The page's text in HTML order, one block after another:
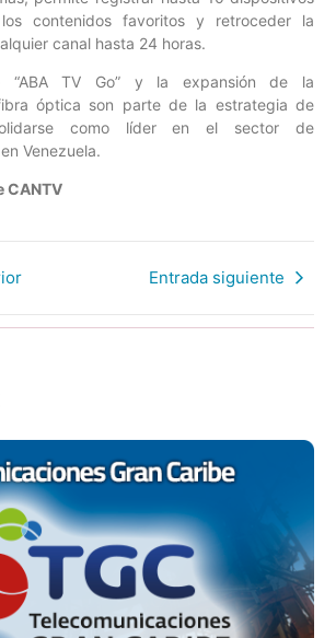
contenidos favoritos y retroceder la
canal hasta 24 horas.
“ABA TV Go” y la expansión de la
óptica son parte de la estrategia de
como líder en el sector de
Venezuela.
CANTV
Entrada siguiente